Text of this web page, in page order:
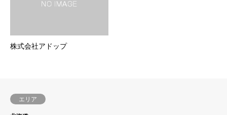
株式会社アドップ
エリア